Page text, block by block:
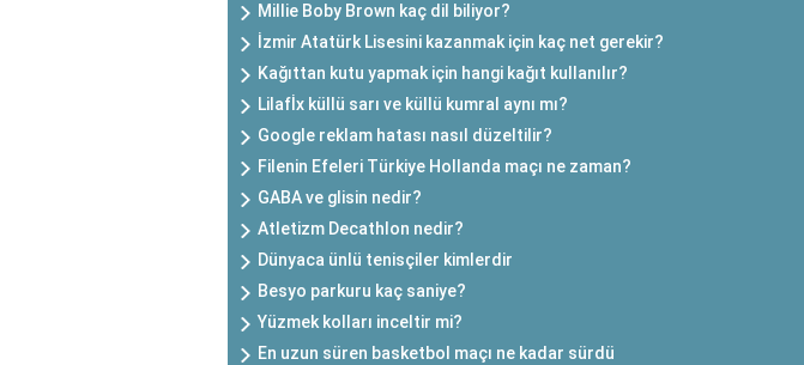
Millie Boby Brown kaç dil biliyor?
İzmir Atatürk Lisesini kazanmak için kaç net gerekir?
Kağıttan kutu yapmak için hangi kağıt kullanılır?
Lilafİx küllü sarı ve küllü kumral aynı mı?
Google reklam hatası nasıl düzeltilir?
Filenin Efeleri Türkiye Hollanda maçı ne zaman?
GABA ve glisin nedir?
Atletizm Decathlon nedir?
Dünyaca ünlü tenisçiler kimlerdir
Besyo parkuru kaç saniye?
Yüzmek kolları inceltir mi?
En uzun süren basketbol maçı ne kadar sürdü